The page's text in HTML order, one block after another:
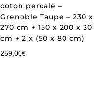
coton percale –
Grenoble Taupe – 230 x
270 cm + 150 x 200 x 30
cm + 2 x (50 x 80 cm)
259,00€